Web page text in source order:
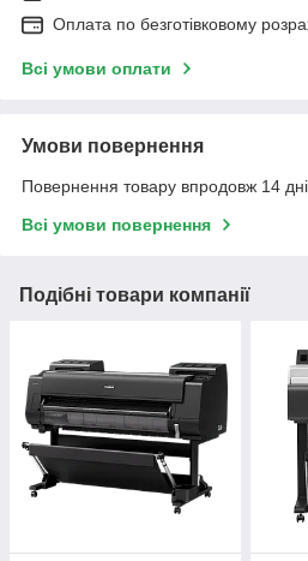
Оплата по безготівковому
Всі умови оплати
Умови повернення
Повернення товару впродовж 14
Всі умови повернення
Подібні товари компанії